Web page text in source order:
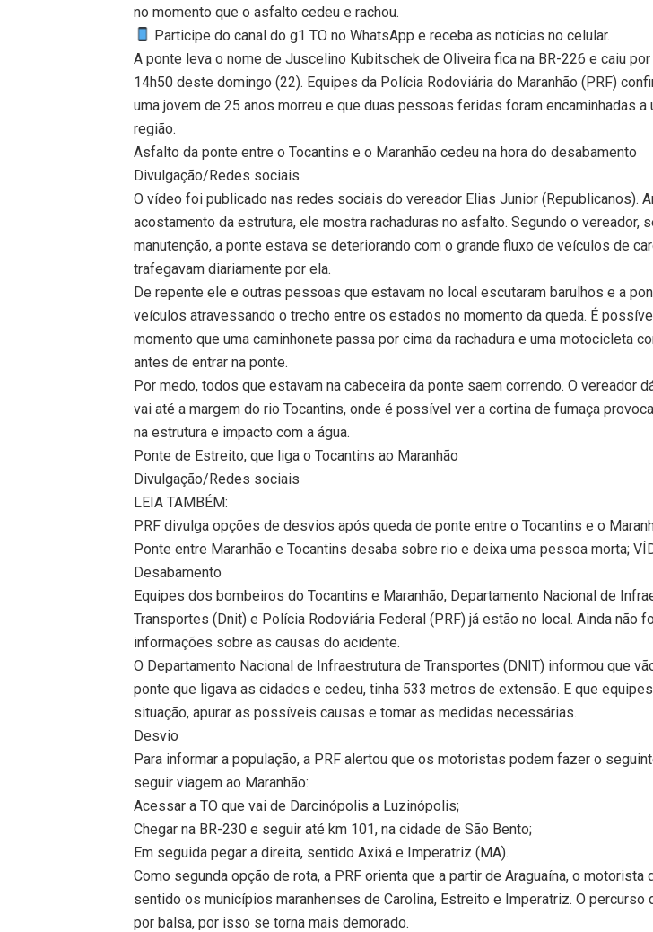
no momento que o asfalto cedeu e rachou.
Participe do canal do g1 TO no WhatsApp e receba as notícias no celular.
A ponte leva o nome de Juscelino Kubitschek de Oliveira fica na BR-226 e caiu
14h50 deste domingo (22). Equipes da Polícia Rodoviária do Maranhão (PRF)
uma jovem de 25 anos morreu e que duas pessoas feridas foram encaminhadas a
região.
Asfalto da ponte entre o Tocantins e o Maranhão cedeu na hora do desabamento
Divulgação/Redes sociais
O vídeo foi publicado nas redes sociais do vereador Elias Junior (Republicanos).
acostamento da estrutura, ele mostra rachaduras no asfalto. Segundo o vereador,
manutenção, a ponte estava se deteriorando com o grande fluxo de veículos de
trafegavam diariamente por ela.
De repente ele e outras pessoas que estavam no local escutaram barulhos e a
veículos atravessando o trecho entre os estados no momento da queda. É
momento que uma caminhonete passa por cima da rachadura e uma motocicleta
antes de entrar na ponte.
Por medo, todos que estavam na cabeceira da ponte saem correndo. O vereador
vai até a margem do rio Tocantins, onde é possível ver a cortina de fumaça
na estrutura e impacto com a água.
Ponte de Estreito, que liga o Tocantins ao Maranhão
Divulgação/Redes sociais
LEIA TAMBÉM:
PRF divulga opções de desvios após queda de ponte entre o Tocantins e o
Ponte entre Maranhão e Tocantins desaba sobre rio e deixa uma pessoa morta;
Desabamento
Equipes dos bombeiros do Tocantins e Maranhão, Departamento Nacional de
Transportes (Dnit) e Polícia Rodoviária Federal (PRF) já estão no local. Ainda não
informações sobre as causas do acidente.
O Departamento Nacional de Infraestrutura de Transportes (DNIT) informou que
ponte que ligava as cidades e cedeu, tinha 533 metros de extensão. E que
situação, apurar as possíveis causas e tomar as medidas necessárias.
Desvio
Para informar a população, a PRF alertou que os motoristas podem fazer o
seguir viagem ao Maranhão:
Acessar a TO que vai de Darcinópolis a Luzinópolis;
Chegar na BR-230 e seguir até km 101, na cidade de São Bento;
Em seguida pegar a direita, sentido Axixá e Imperatriz (MA).
Como segunda opção de rota, a PRF orienta que a partir de Araguaína, o motorista
sentido os municípios maranhenses de Carolina, Estreito e Imperatriz. O percurso
por balsa, por isso se torna mais demorado.